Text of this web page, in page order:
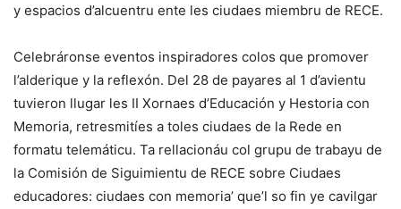
y espacios d’alcuentru ente les ciudaes miembru de RECE.
Celebráronse eventos inspiradores colos que promover
l’alderique y la reflexón. Del 28 de payares al 1 d’avientu
tuvieron llugar les II Xornaes d’Educación y Hestoria con
Memoria, retresmitíes a toles ciudaes de la Rede en
formatu telemáticu. Ta rellacionáu col grupu de trabayu de
la Comisión de Siguimientu de RECE sobre Ciudaes
educadores: ciudaes con memoria’ que’l so fin ye cavilgar